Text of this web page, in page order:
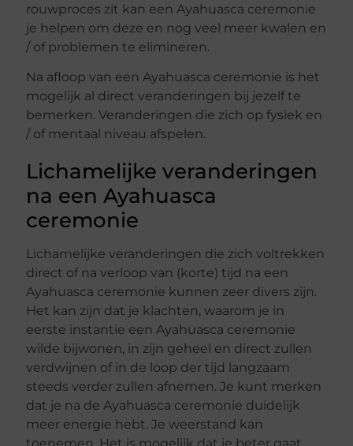
rouwproces zit kan een Ayahuasca ceremonie
je helpen om deze en nog veel meer kwalen en
/ of problemen te elimineren.
Na afloop van een Ayahuasca ceremonie is het
mogelijk al direct veranderingen bij jezelf te
bemerken. Veranderingen die zich op fysiek en
/ of mentaal niveau afspelen.
Lichamelijke veranderingen
na een Ayahuasca
ceremonie
Lichamelijke veranderingen die zich voltrekken
direct of na verloop van (korte) tijd na een
Ayahuasca ceremonie kunnen zeer divers zijn.
Het kan zijn dat je klachten, waarom je in
eerste instantie een Ayahuasca ceremonie
wilde bijwonen, in zijn geheel en direct zullen
verdwijnen of in de loop der tijd langzaam
steeds verder zullen afnemen. Je kunt merken
dat je na de Ayahuasca ceremonie duidelijk
meer energie hebt. Je weerstand kan